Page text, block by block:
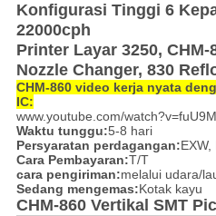
Konfigurasi Tinggi 6
22000cph
Printer Layar 3250,
Nozzle Changer, 830
CHM-860 video kerja nyata
IC:
www.youtube.com/
Waktu tunggu:5-8 hari
Persyaratan perdagangan:
Cara Pembayaran:T/T
cara pengiriman:melalui udara/
Sedang mengemas:Kotak kayu
CHM-860 Vertikal SMT